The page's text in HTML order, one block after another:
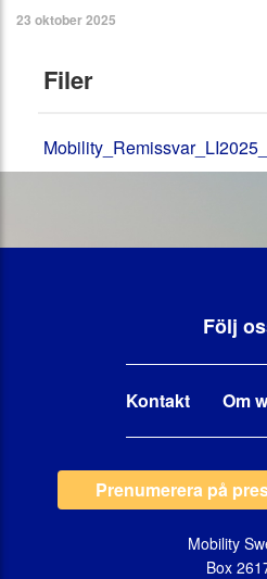
23 oktober 2025
Filer
Följ
Kontakt Om
Prenumerera på
Mobility
Box